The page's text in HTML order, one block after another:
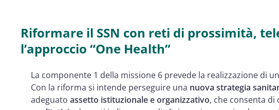
Riformare il SSN con reti di prossimità,
l’approccio “One Health”
La componente 1 della missione 6 prevede la realizzazione di
Con la riforma si intende perseguire una nuova strategia
adeguato assetto istituzionale e organizzativo, che consenta di